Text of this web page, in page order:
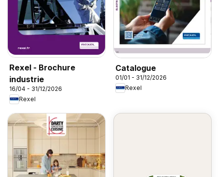
Rexel - Brochure
industrie
16/04 - 31/12/2026
Rexel
Catalogue
01/01 - 31/12/2026
Rexel